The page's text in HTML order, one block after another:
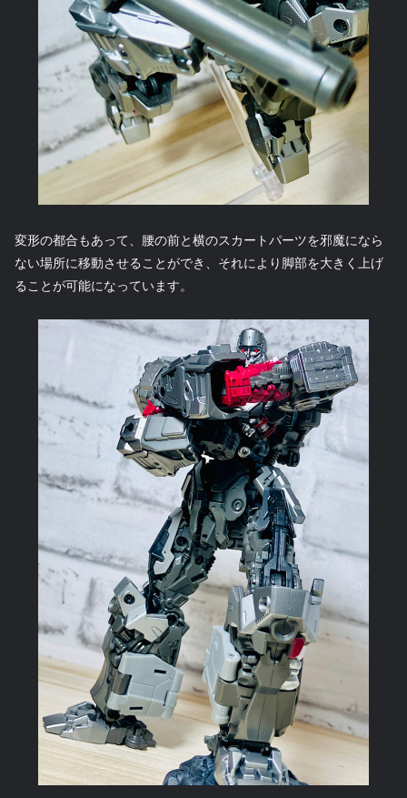
変形の都合もあって、腰の前と横のスカートパーツを邪魔になら
ない場所に移動させることができ、それにより脚部を大きく上げ
ることが可能になっています。